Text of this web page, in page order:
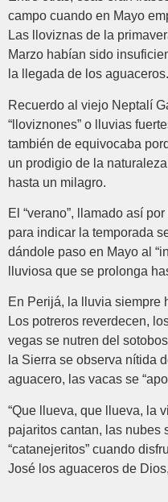
campo cuando en Mayo
Las lloviznas de la
Marzo habían sido
la llegada de los aguaceros.
Recuerdo al viejo Neptalí
“lloviznones” o lluvias
también de equivocaba
un prodigio de la
hasta un milagro.
El “verano”, llamado así
para indicar la temporada
dándole paso en Mayo al
lluviosa que se prolonga
En Perijá, la lluvia siempre
Los potreros reverdecen,
vegas se nutren del
la Sierra se observa nítida
aguacero, las vacas se
“Que llueva, que llueva, la
pajaritos cantan, las nubes
“catanejeritos” cuando
José los aguaceros de